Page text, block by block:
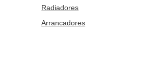
Radiadores
Arrancadores